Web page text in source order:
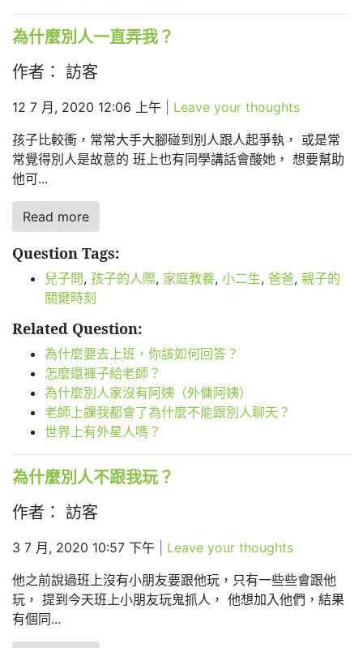
為什麼別人一直弄我？
作者： 訪客
12 7 月, 2020 12:06 上午
Leave your thoughts
孩子比較衝，常常大手大腳碰到別人跟人起爭執， 或是常
常覺得別人是故意的 班上也有同學講話會酸她， 想要幫助
他可...
Read more
Question Tags:
兒子問, 孩子的人際, 家庭教養, 小二生, 爸爸, 親子的
關鍵時刻
Related Question:
為什麼要去上班，你該如何回答？
怎麼還褲子給老師？
為什麼別人家沒有阿姨（外傭阿姨）
老師上課我都會了為什麼不能跟別人聊天？
世界上有外星人嗎？
為什麼別人不跟我玩？
作者： 訪客
3 7 月, 2020 10:57 下午
Leave your thoughts
他之前說過班上沒有小朋友要跟他玩，只有一些些會跟他
玩， 提到今天班上小朋友玩鬼抓人， 他想加入他們，結果
有個同...